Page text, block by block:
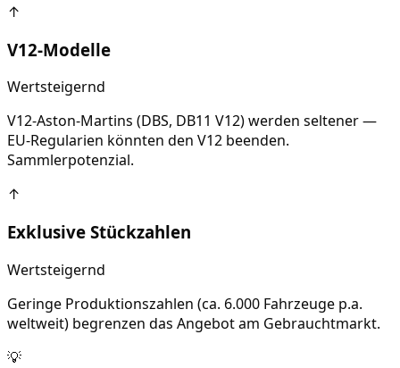
↑
V12-Modelle
Wertsteigernd
V12-Aston-Martins (DBS, DB11 V12) werden seltener —
EU-Regularien könnten den V12 beenden.
Sammlerpotenzial.
↑
Exklusive Stückzahlen
Wertsteigernd
Geringe Produktionszahlen (ca. 6.000 Fahrzeuge p.a.
weltweit) begrenzen das Angebot am Gebrauchtmarkt.
💡